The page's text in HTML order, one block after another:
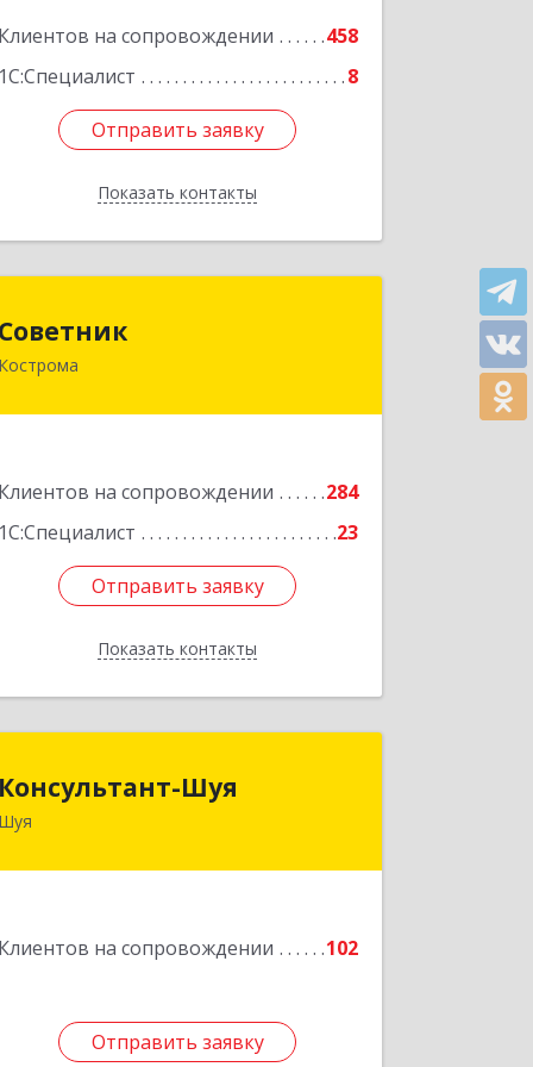
Клиентов на сопровождении
458
1С:Специалист
8
Отправить заявку
Показать контакты
Отправить заявку
Назад
Советник
Кострома
Клиентов на сопровождении
284
1С:Специалист
23
Отправить заявку
Показать контакты
156000, Костромская обл, Кострома г,
Отправить заявку
Назад
Консультант-Шуя
Шуя
Клиентов на сопровождении 102
Отправить заявку
Отправить заявку